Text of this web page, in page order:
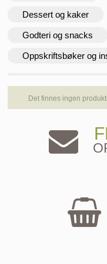
Dessert og kaker
Godteri og snacks
Oppskriftsbøker og
Det finnes ingen